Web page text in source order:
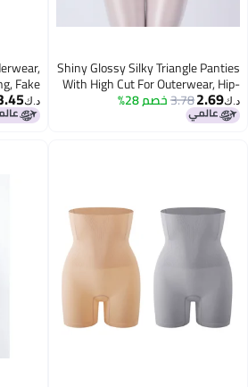
Shiny Glossy Silky Triangle Panties
With High Cut For Outerwear, Hip-
Hugging High-Waisted Plus-Size
Tight-Fitting Underwear 7254
د.ك‏2.69
3.78خصم 28%
2
Fake
Pants
د.ك‏